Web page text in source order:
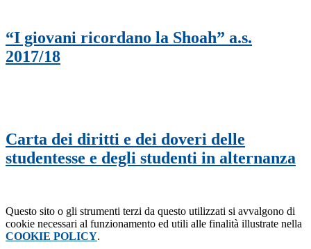
“I giovani ricordano la Shoah” a.s.
2017/18
Carta dei diritti e dei doveri delle
studentesse e degli studenti in alternanza
Questo sito o gli strumenti terzi da questo utilizzati si avvalgono di
cookie necessari al funzionamento ed utili alle finalità illustrate nella
COOKIE POLICY.